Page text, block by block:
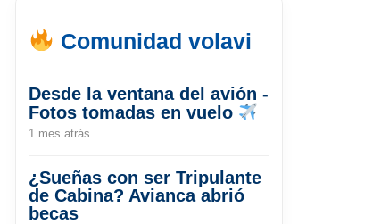
Comunidad volavi
Desde la ventana del avión -
Fotos tomadas en vuelo
1 mes atrás
¿Sueñas con ser Tripulante
de Cabina? Avianca abrió
becas